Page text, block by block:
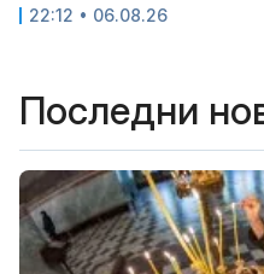
22:12 • 06.08.26
Последни